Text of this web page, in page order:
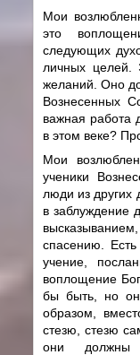
Мои
это
следующих
личных целей.
желаний. Оно
Вознесенных
важная работа
в этом веке?
Мои
ученики
люди из других
в заблуждение
спасению. Есть
учение,
воплощение
бы быть, но
образом,
стезю, стезю
они должны